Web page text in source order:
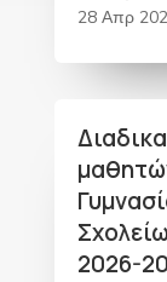
28 Απρ
2026-